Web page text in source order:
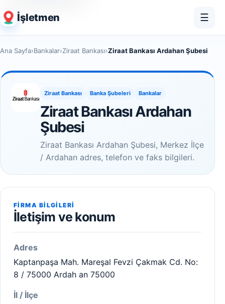
İşletmen ☰
Ana Sayfa›Bankalar›Ziraat Bankası›Ziraat Bankası Ardahan Şubesi
Ziraat Bankası Banka Şubeleri Bankalar
Ziraat Bankası Ardahan
Şubesi
Ziraat Bankası Ardahan Şubesi, Merkez İlçe
/ Ardahan adres, telefon ve faks bilgileri.
FIRMA BILGILERI
İletişim ve konum
Adres
Kaptanpaşa Mah. Mareşal Fevzi Çakmak Cd. No:
8 / 75000 Ardah an 75000
İl / İlçe